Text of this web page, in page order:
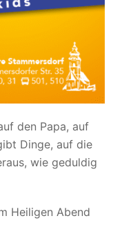
den Papa, auf
Dinge, auf die
wie geduldig
Heiligen Abend